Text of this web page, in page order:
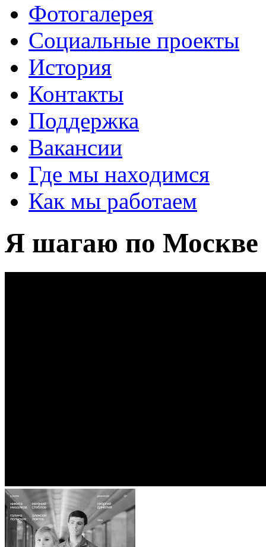
Фотогалерея
Социальные проекты
История
Контакты
Поддержка
Вакансии
Где мы находимся
Как мы работаем
Я шагаю по Москве